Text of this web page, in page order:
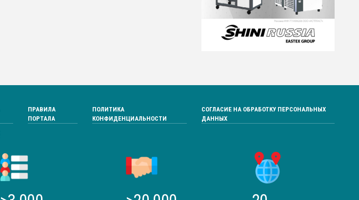
ПРАВИЛА
ПОРТАЛА
ПОЛИТИКА
КОНФИДЕНЦИАЛЬНОСТИ
СОГЛАСИЕ НА ОБРАБОТКУ ПЕРСОНАЛЬНЫХ
ДАННЫХ